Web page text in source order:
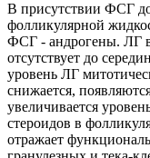
В присутствии ФСГ
фолликулярной
ФСГ - андрогены. ЛГ
отсутствует до
уровень ЛГ
снижается,
увеличивается
стероидов в
отражает